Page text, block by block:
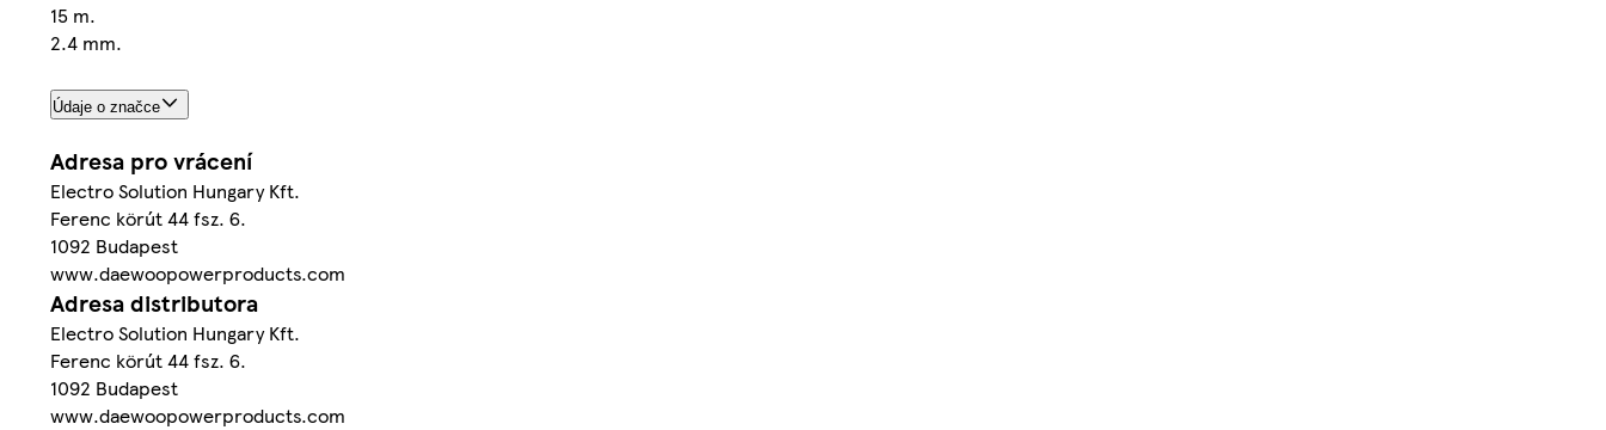
15 m.
2.4 mm.
Údaje o značce
Adresa pro vrácení
Electro Solution Hungary Kft.
Ferenc körút 44 fsz. 6.
1092 Budapest
www.daewoopowerproducts.com
Adresa distributora
Electro Solution Hungary Kft.
Ferenc körút 44 fsz. 6.
1092 Budapest
www.daewoopowerproducts.com